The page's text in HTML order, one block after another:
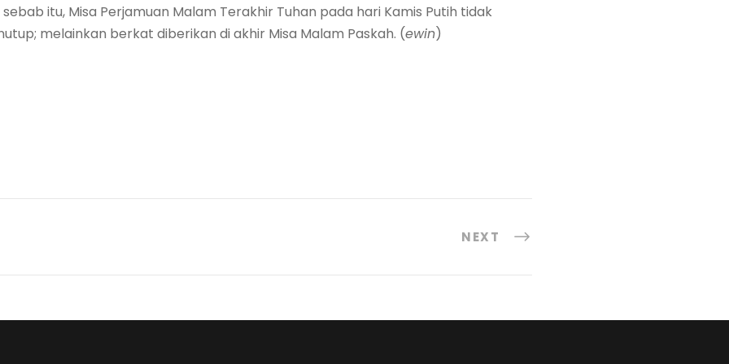
itu, Misa Perjamuan Malam Terakhir Tuhan pada hari Kamis Putih tidak
melainkan berkat diberikan di akhir Misa Malam Paskah. (ewin)
NEXT